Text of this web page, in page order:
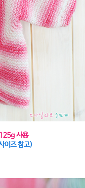
사용
이즈 참고)